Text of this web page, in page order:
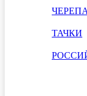
ТАЧКИ